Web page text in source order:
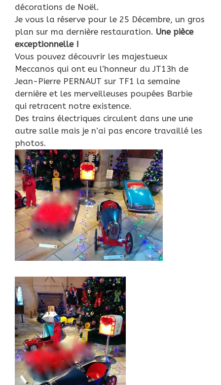
décorations de Noël.
Je vous la réserve pour le 25 Décembre, un gros
plan sur ma dernière restauration. Une pièce
exceptionnelle !
Vous pouvez découvrir les majestueux
Meccanos qui ont eu l’honneur du JT13h de
Jean-Pierre PERNAUT sur TF1 la semaine
dernière et les merveilleuses poupées Barbie
qui retracent notre existence.
Des trains électriques circulent dans une une
autre salle mais je n’ai pas encore travaillé les
photos.